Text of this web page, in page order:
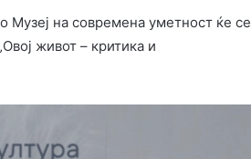
Музеј на современа уметност ќе се
живот – критика и